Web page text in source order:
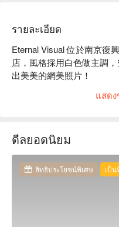
รายละเอียด
Eternal Visual 位於南京復
店，風格採用白色做主調
出美美的網美照片！
Eternal Visual 服務：單色
Eternal Visual 推薦：使用
Eternal Visual 預約、
แสดง
ดีลยอดนิยม
สิทธิประโยชน์พิเศษ เป็